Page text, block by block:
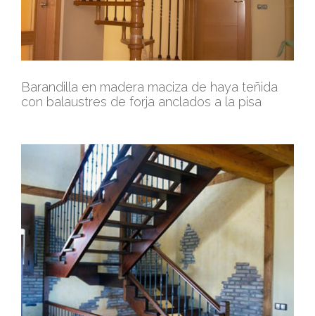
Barandilla en madera maciza de haya teñida
con balaustres de forja anclados a la pisa